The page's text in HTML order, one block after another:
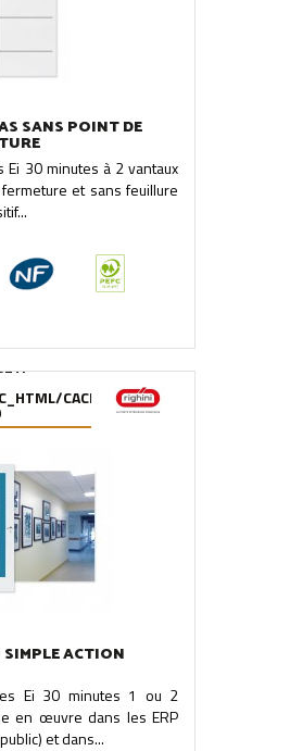
SANS POINT DE
30 minutes à 2 vantaux
et sans feuillure
CACHE/SMARTY/COMPILE/
ACTION
Ei 30 minutes 1 ou 2
en œuvre dans les ERP
et dans...